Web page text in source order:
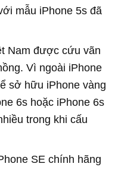
mẫu iPhone 5s đã
Nam được cứu vãn
Vì ngoài iPhone
sở hữu iPhone vàng
6s hoặc iPhone 6s
trong khi cấu
SE chính hãng